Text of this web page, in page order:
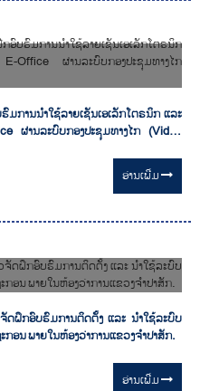
ການນຳໃຊ້ລາຍເຊັນເອເລັກໂຕຣນິກ ແລະ
ຜ່ານລະບົບກອງປະຊຸມທາງໄກ (Video
ອ່ານ​ເພີ່ມ
ດຝຶກອົບຮົມການຕິດຕັ້ງ ແລະ ນໍາໃຊ້ລະບົບ
ນ ພາຍໃນຫ້ອງວ່າການແຂວງຈໍາປາສັກ.
ອ່ານ​ເພີ່ມ